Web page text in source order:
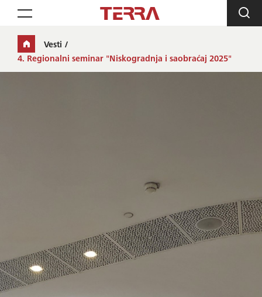
Toggle navigation
Vesti
4. Regionalni seminar "Niskogradnja i saobraćaj 2025"